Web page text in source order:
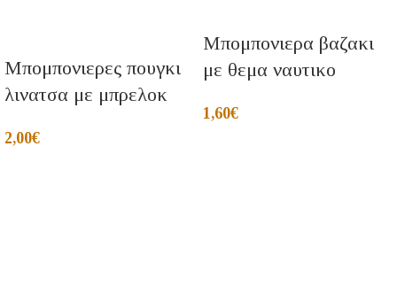
Μπομπονιερες πουγκι
λινατσα με μπρελοκ
2,00€
Μπομπονιερα βαζακι
με θεμα ναυτικο
1,60€